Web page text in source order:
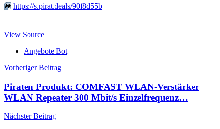
⏩️ https://s.pirat.deals/90f8d55b
View Source
Angebote Bot
Beitragsnavigation
Vorheriger Beitrag
Piraten Produkt: COMFAST WLAN-Verstärker
WLAN Repeater 300 Mbit/s Einzelfrequenz…
Nächster Beitrag